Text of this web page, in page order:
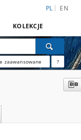
PL EN
KOLEKCJE
zaawansowane ?